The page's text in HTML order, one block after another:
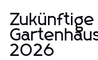
Zukünftige
2026